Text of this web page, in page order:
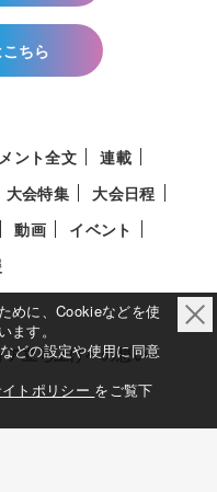
ちら
ント全文
連載
大会特集
大会日程
動画
イベント
ア立ち上げへの想い
めに、Cookieなどを使
す。
どの設定や使用に同意
トポリシー をご覧下